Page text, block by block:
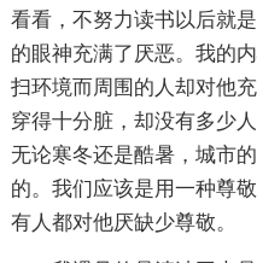
看看，不努力读书以后就
的眼神充满了厌恶。我的
扫环境而周围的人却对他
穿得十分脏，却没有多少
无论寒冬还是酷暑，城市
的。我们应该是用一种尊
有人都对他厌缺少尊敬。